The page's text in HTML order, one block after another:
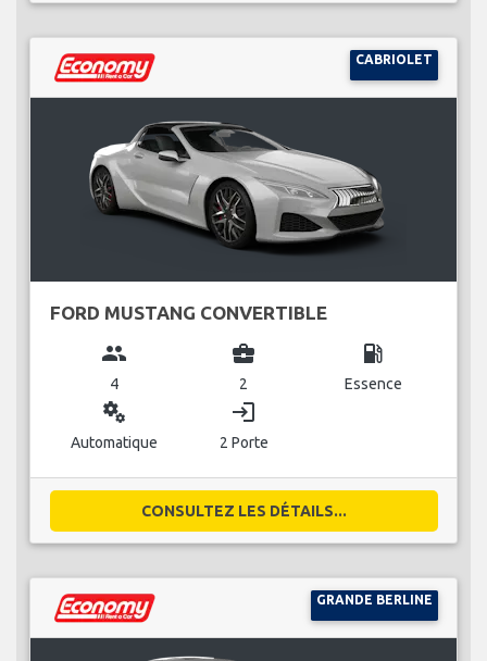
CABRIOLET
FORD MUSTANG CONVERTIBLE
group
4
business_center
2
local_gas_station
Essence
miscellaneous_services
Automatique
login
2 Porte
CONSULTEZ LES DÉTAILS...
GRANDE BERLINE